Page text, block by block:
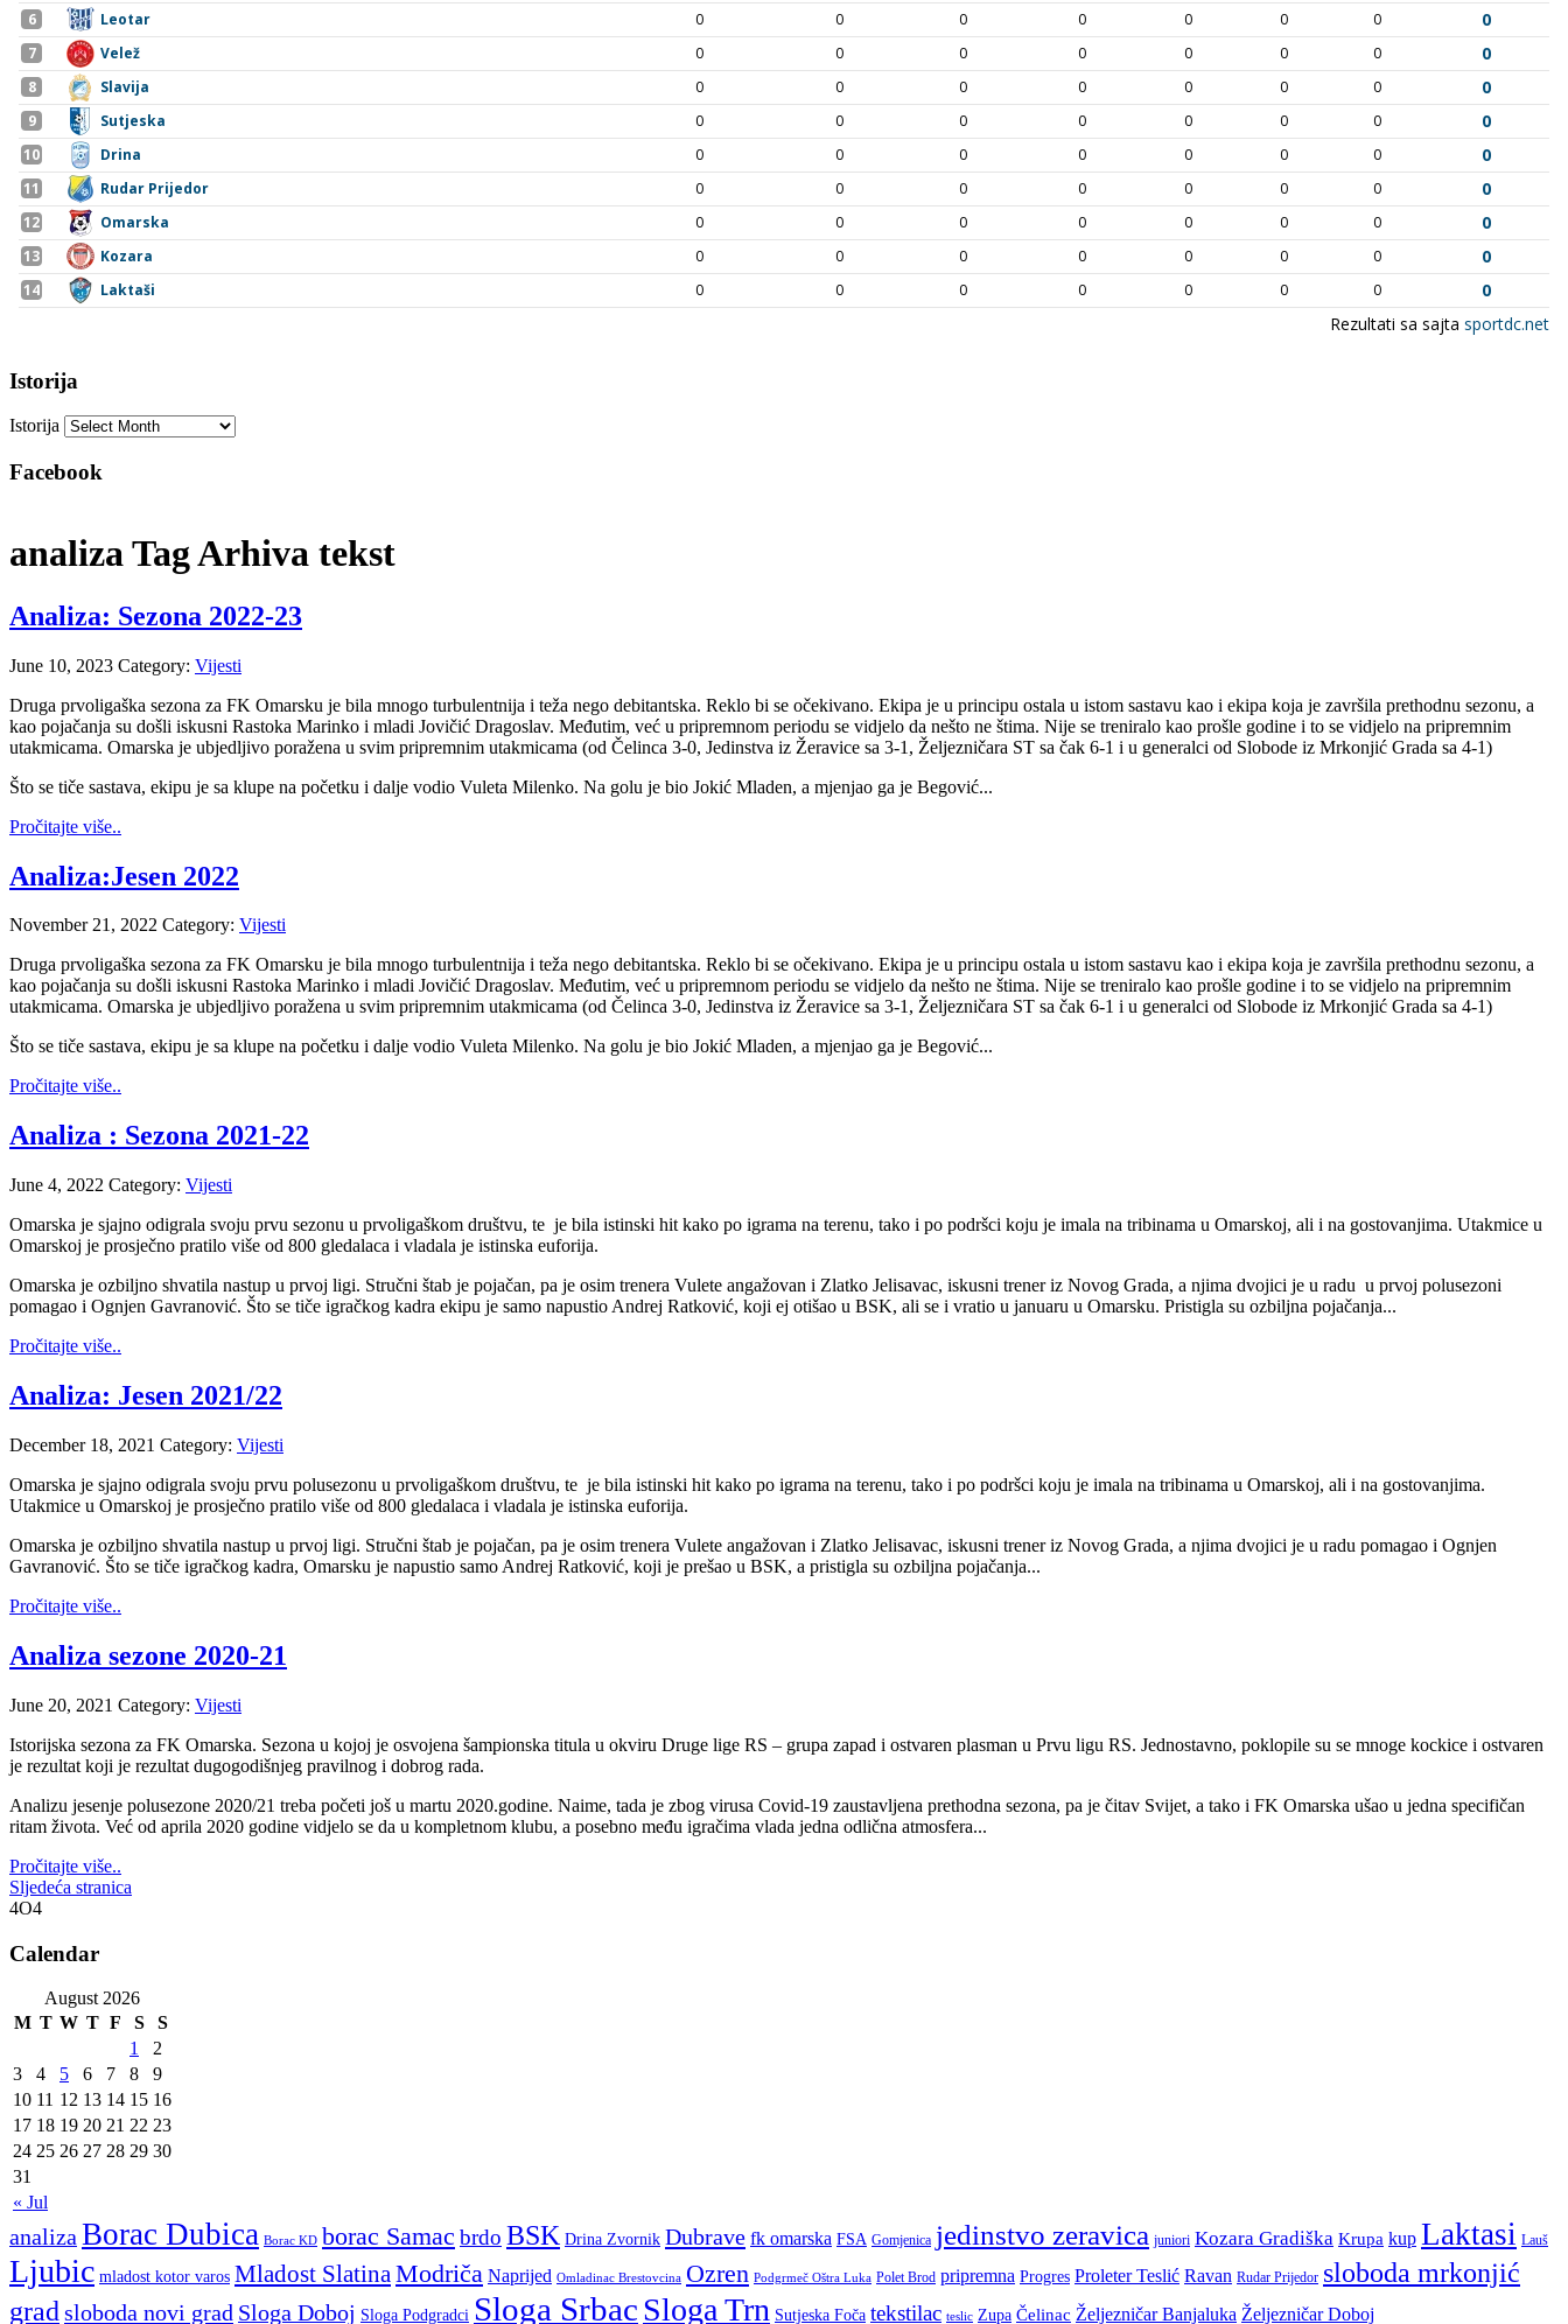
Istorija
Istorija
Facebook
analiza Tag Arhiva tekst
Analiza: Sezona 2022-23
June 10, 2023 Category: Vijesti
Druga prvoligaška sezona za FK Omarsku je bila mnogo turbulentnija i teža nego debitantska. Reklo bi se očekivano. Ekipa je u principu ostala u istom sastavu kao i ekipa koja je završila prethodnu sezonu, a
kao pojačanja su došli iskusni Rastoka Marinko i mladi Jovičić Dragoslav. Međutim, već u pripremnom periodu se vidjelo da nešto ne štima. Nije se treniralo kao prošle godine i to se vidjelo na pripremnim
utakmicama. Omarska je ubjedljivo poražena u svim pripremnim utakmicama (od Čelinca 3-0, Jedinstva iz Žeravice sa 3-1, Željezničara ST sa čak 6-1 i u generalci od Slobode iz Mrkonjić Grada sa 4-1)
Što se tiče sastava, ekipu je sa klupe na početku i dalje vodio Vuleta Milenko. Na golu je bio Jokić Mladen, a mjenjao ga je Begović...
Pročitajte više..
Analiza:Jesen 2022
November 21, 2022 Category: Vijesti
Druga prvoligaška sezona za FK Omarsku je bila mnogo turbulentnija i teža nego debitantska. Reklo bi se očekivano. Ekipa je u principu ostala u istom sastavu kao i ekipa koja je završila prethodnu sezonu, a
kao pojačanja su došli iskusni Rastoka Marinko i mladi Jovičić Dragoslav. Međutim, već u pripremnom periodu se vidjelo da nešto ne štima. Nije se treniralo kao prošle godine i to se vidjelo na pripremnim
utakmicama. Omarska je ubjedljivo poražena u svim pripremnim utakmicama (od Čelinca 3-0, Jedinstva iz Žeravice sa 3-1, Željezničara ST sa čak 6-1 i u generalci od Slobode iz Mrkonjić Grada sa 4-1)
Što se tiče sastava, ekipu je sa klupe na početku i dalje vodio Vuleta Milenko. Na golu je bio Jokić Mladen, a mjenjao ga je Begović...
Pročitajte više..
Analiza : Sezona 2021-22
June 4, 2022 Category: Vijesti
Omarska je sjajno odigrala svoju prvu sezonu u prvoligaškom društvu, te je bila istinski hit kako po igrama na terenu, tako i po podršci koju je imala na tribinama u Omarskoj, ali i na gostovanjima. Utakmice u
Omarskoj je prosječno pratilo više od 800 gledalaca i vladala je istinska euforija.
Omarska je ozbiljno shvatila nastup u prvoj ligi. Stručni štab je pojačan, pa je osim trenera Vulete angažovan i Zlatko Jelisavac, iskusni trener iz Novog Grada, a njima dvojici je u radu u prvoj polusezoni
pomagao i Ognjen Gavranović. Što se tiče igračkog kadra ekipu je samo napustio Andrej Ratković, koji ej otišao u BSK, ali se i vratio u januaru u Omarsku. Pristigla su ozbiljna pojačanja...
Pročitajte više..
Analiza: Jesen 2021/22
December 18, 2021 Category: Vijesti
Omarska je sjajno odigrala svoju prvu polusezonu u prvoligaškom društvu, te je bila istinski hit kako po igrama na terenu, tako i po podršci koju je imala na tribinama u Omarskoj, ali i na gostovanjima.
Utakmice u Omarskoj je prosječno pratilo više od 800 gledalaca i vladala je istinska euforija.
Omarska je ozbiljno shvatila nastup u prvoj ligi. Stručni štab je pojačan, pa je osim trenera Vulete angažovan i Zlatko Jelisavac, iskusni trener iz Novog Grada, a njima dvojici je u radu pomagao i Ognjen
Gavranović. Što se tiče igračkog kadra, Omarsku je napustio samo Andrej Ratković, koji je prešao u BSK, a pristigla su ozbiljna pojačanja...
Pročitajte više..
Analiza sezone 2020-21
June 20, 2021 Category: Vijesti
Istorijska sezona za FK Omarska. Sezona u kojoj je osvojena šampionska titula u okviru Druge lige RS – grupa zapad i ostvaren plasman u Prvu ligu RS. Jednostavno, poklopile su se mnoge kockice i ostvaren
je rezultat koji je rezultat dugogodišnjeg pravilnog i dobrog rada.
Analizu jesenje polusezone 2020/21 treba početi još u martu 2020.godine. Naime, tada je zbog virusa Covid-19 zaustavljena prethodna sezona, pa je čitav Svijet, a tako i FK Omarska ušao u jedna specifičan
ritam života. Već od aprila 2020 godine vidjelo se da u kompletnom klubu, a posebno među igračima vlada jedna odlična atmosfera...
Pročitajte više..
Sljedeća stranica
4O4
Calendar
August 2026
M T W T F S S
« Jul
1
2
3
4 5 6 7 8
9
10 11 12 13 14 15 16
17 18 19 20 21 22 23
24 25 26 27 28 29 30
31
analiza Borac Dubica Borac KD borac Samac brdo BSK Drina Zvornik Dubrave fk omarska FSA Gomjenica jedinstvo zeravica juniori Kozara Gradiška Krupa kup Laktasi Lauš
Ljubic mladost kotor varos Mladost SlatinaModriča Naprijed Omladinac Brestovcina Ozren Podgrmeč Oštra Luka Polet Brod pripremna Progres Proleter Teslić Ravan Rudar Prijedor sloboda mrkonjić
grad sloboda novi grad Sloga Doboj Sloga Podgradci Sloga SrbacSloga Trn Sutjeska Foča tekstilac teslic Zupa Čelinac Željezničar Banjaluka Željezničar Doboj